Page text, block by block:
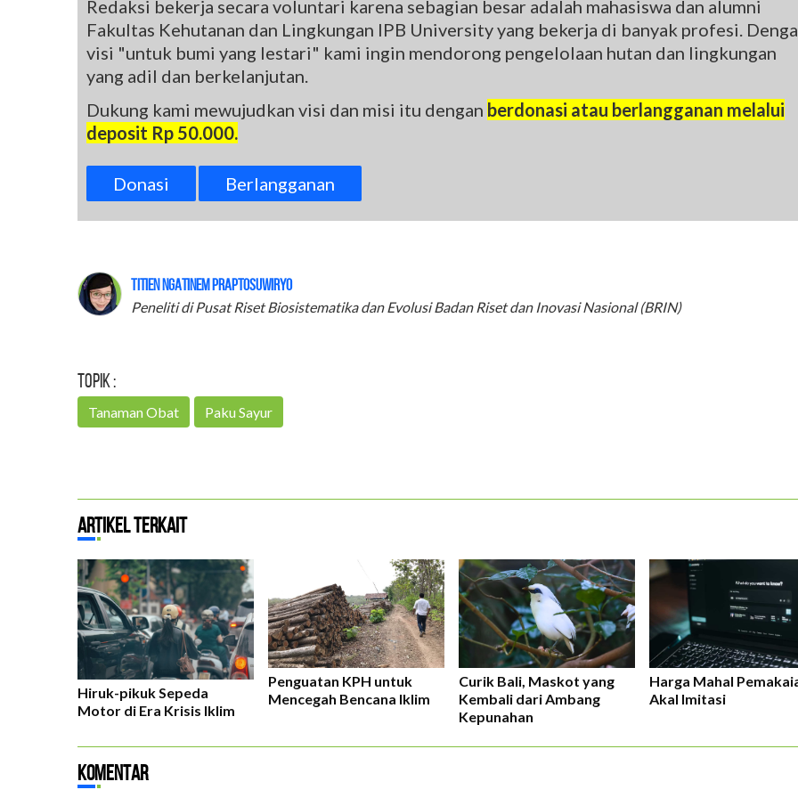
Redaksi bekerja secara voluntari karena sebagian besar adalah mahasiswa dan alumni
Fakultas Kehutanan dan Lingkungan IPB University yang bekerja di banyak profesi.
visi "untuk bumi yang lestari" kami ingin mendorong pengelolaan hutan dan lingkungan
yang adil dan berkelanjutan.
Dukung kami mewujudkan visi dan misi itu dengan berdonasi atau berlangganan melalui
deposit Rp 50.000.
Donasi Berlangganan
Titien Ngatinem Praptosuwiryo
Peneliti di Pusat Riset Biosistematika dan Evolusi Badan Riset dan Inovasi Nasional (BRIN)
Topik :
Tanaman Obat Paku Sayur
Artikel Terkait
Hiruk-pikuk Sepeda
Motor di Era Krisis Iklim
Penguatan KPH untuk
Mencegah Bencana Iklim
Curik Bali, Maskot yang
Kembali dari Ambang
Kepunahan
Harga Mahal
Akal Imitasi
Komentar